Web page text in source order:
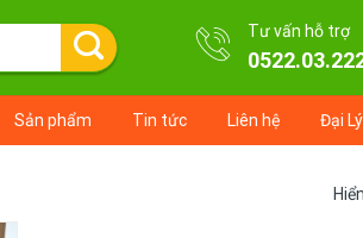
Tư vấn hỗ trợ
Sản phẩm Tin tức Liên hệ Đại